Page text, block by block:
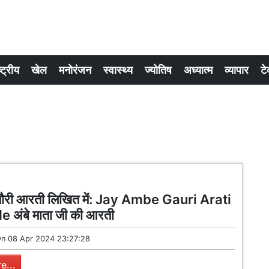
खेल मनोरंजन स्वास्थ्य ज्योतिष अध्यात्म व्यापार
आरती लिखित में: Jay Ambe Gauri Arati
अंबे माता जी की आरती
08 Apr 2024 23:27:28